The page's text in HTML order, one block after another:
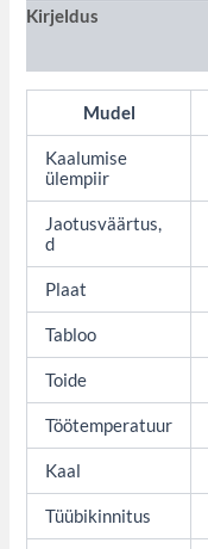
Kirjeldus
Mudel
Kaalumise
ülempiir
Jaotusväärtus,
d
Plaat
Tabloo
Toide
Töötemperatuur
Kaal
Tüübikinnitus